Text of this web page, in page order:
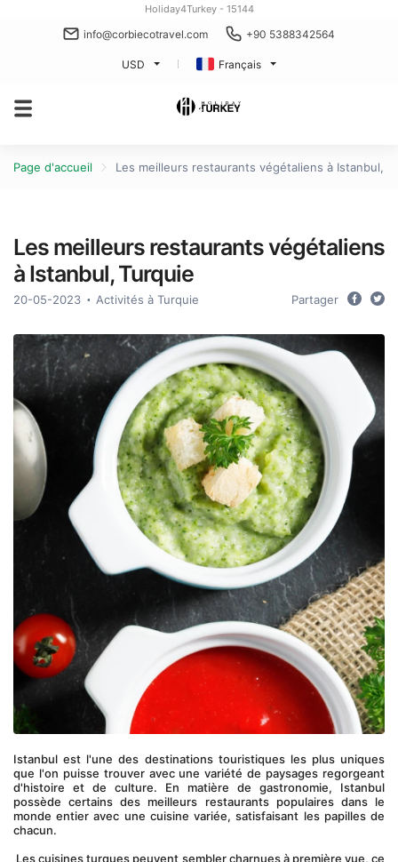
Holiday4Turkey - 15144
info@corbiecotravel.com +90 5388342564
USD Français
Page d'accueil Les meilleurs restaurants végétaliens à Istanbul,
Les meilleurs restaurants végétaliens
à Istanbul, Turquie
20-05-2023 Activités à Turquie Partager
Istanbul est l'une des destinations touristiques les plus uniques
que l'on puisse trouver avec une variété de paysages regorgeant
d'histoire et de culture. En matière de gastronomie, Istanbul
possède certains des meilleurs restaurants populaires dans le
monde entier avec une cuisine variée, satisfaisant les papilles de
chacun.